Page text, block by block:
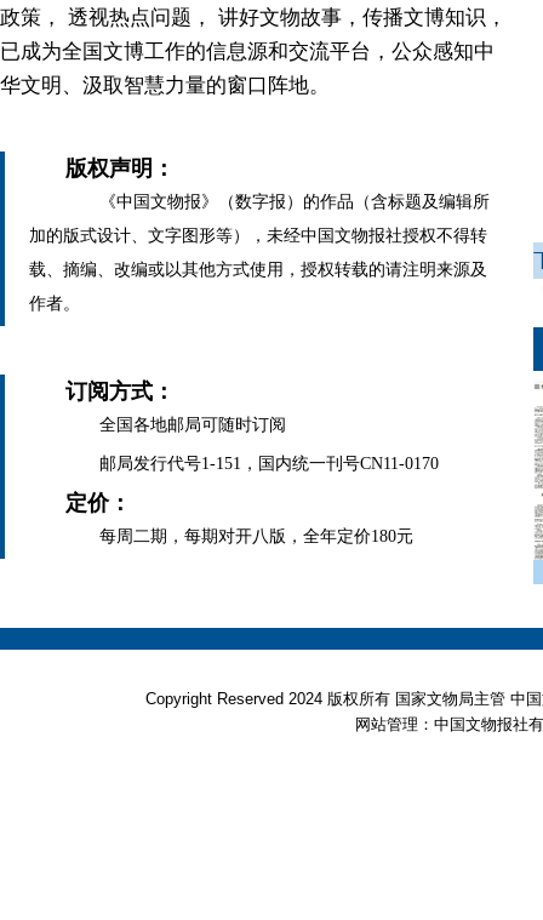
政策， 透视热点问题， 讲好文物故事，传播文博知识，
已成为全国文博工作的信息源和交流平台，公众感知中
华文明、汲取智慧力量的窗口阵地。
版权声明：
《中国文物报》（数字报）的作品（含标题及编辑所
加的版式设计、文字图形等），未经中国文物报社授权不得转
载、摘编、改编或以其他方式使用，授权转载的请注明来源及
作者。
订阅方式：
全国各地邮局可随时订阅
邮局发行代号1-151，国内统一刊号CN11-0170
定价：
每周二期，每期对开八版，全年定价180元
Copyright Reserved 2024 版权所有 国家文物局主管
网站管理：中国文物报社